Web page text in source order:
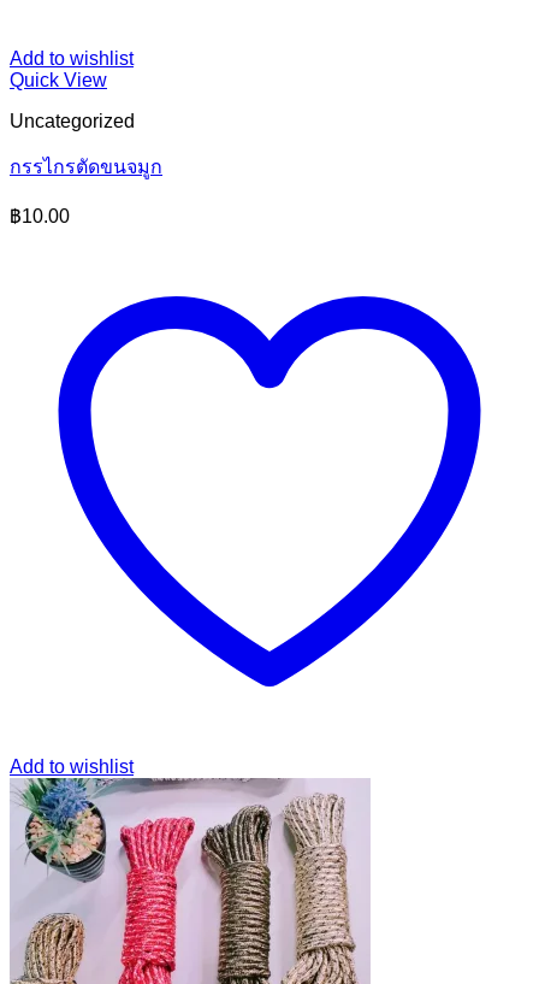
Add to wishlist
Quick View
Uncategorized
กรรไกรตัดขนจมูก
฿10.00
Add to wishlist